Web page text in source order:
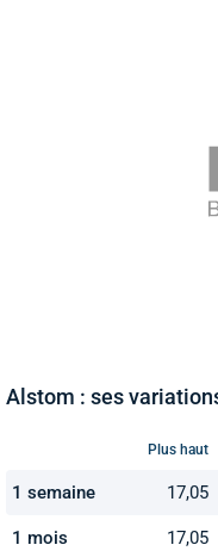
Alstom : ses
Plus haut
1 semaine 17,05
1 mois 17,05